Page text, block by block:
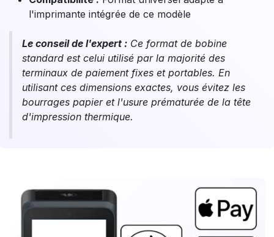
l'imprimante intégrée de ce modèle
Le conseil de l'expert : Ce format de bobine
standard est celui utilisé par la majorité des
terminaux de paiement fixes et portables. En
utilisant ces dimensions exactes, vous évitez les
bourrages papier et l'usure prématurée de la tête
d'impression thermique.